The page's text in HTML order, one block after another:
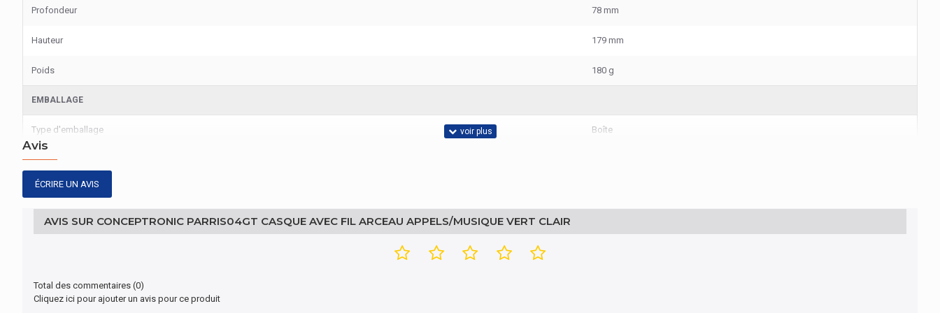
Profondeur 78 mm
Hauteur 179 mm
Poids 180 g
EMBALLAGE
Type d'emballage Boîte
GESTION D'ÉNERGIE
Port de charge USB de type C
CARACTÉRISTIQUES
Avis
ÉCRIRE UN AVIS
AVIS SUR CONCEPTRONIC PARRIS04GT CASQUE AVEC FIL ARCEAU APPELS/MUSIQUE VERT CLAIR
Total des commentaires (0)
Cliquez ici pour ajouter un avis pour ce produit